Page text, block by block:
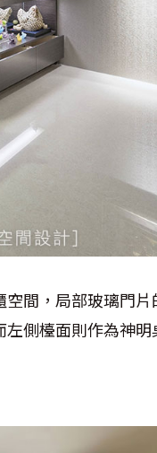
間，局部玻璃門片
側檯面則作為神